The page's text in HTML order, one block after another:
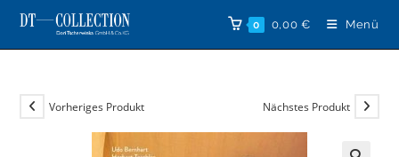
Zum
Inhalt
springen
0 0,00 € Menü
Vorheriges Produkt Nächstes Produkt